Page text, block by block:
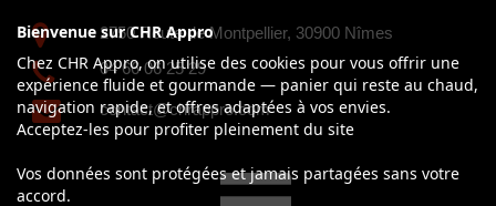
2750 Route de Montpellier, 30900 Nîmes
04 66 06 25 29
contact@chrappro.com
Bienvenue sur CHR Appro
Chez CHR Appro, on utilise des cookies pour vous offrir une
expérience fluide et gourmande — panier qui reste au chaud,
navigation rapide, et offres adaptées à vos envies.
Acceptez-les pour profiter pleinement du site
Vos données sont protégées et jamais partagées sans votre
accord.